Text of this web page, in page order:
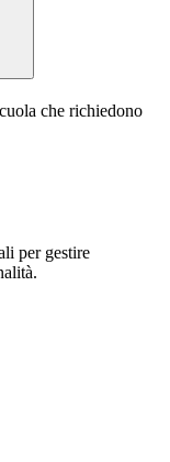
che richiedono
per gestire